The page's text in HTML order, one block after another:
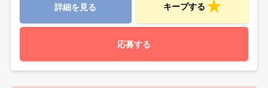
詳細を見る キープする
応募する